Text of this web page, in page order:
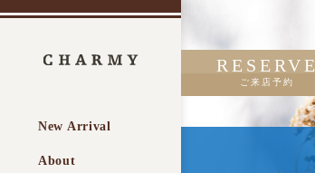
New Arrival
About
RESERVE
ご来店予約